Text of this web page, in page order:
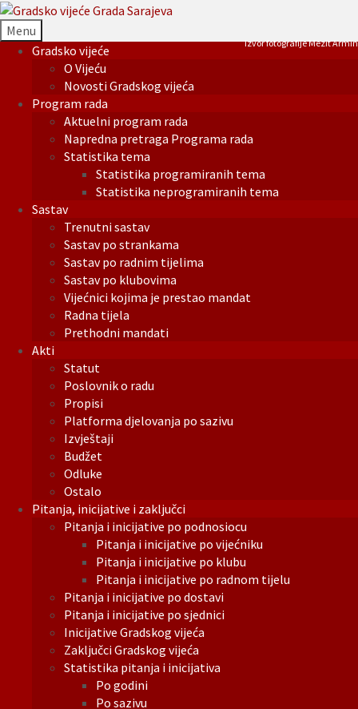
Menu
Gradsko vijeće
O Vijeću
Novosti Gradskog vijeća
Program rada
Aktuelni program rada
Napredna pretraga Programa rada
Statistika tema
Statistika programiranih tema
Statistika neprogramiranih tema
Sastav
Trenutni sastav
Sastav po strankama
Sastav po radnim tijelima
Sastav po klubovima
Vijećnici kojima je prestao mandat
Radna tijela
Prethodni mandati
Akti
Statut
Poslovnik o radu
Propisi
Platforma djelovanja po sazivu
Izvještaji
Budžet
Odluke
Ostalo
Pitanja, inicijative i zaključci
Pitanja i inicijative po podnosiocu
Pitanja i inicijative po vijećniku
Pitanja i inicijative po klubu
Pitanja i inicijative po radnom tijelu
Pitanja i inicijative po dostavi
Pitanja i inicijative po sjednici
Inicijative Gradskog vijeća
Zaključci Gradskog vijeća
Statistika pitanja i inicijativa
Po godini
Po sazivu
Izvor fotografije Mezit Armin